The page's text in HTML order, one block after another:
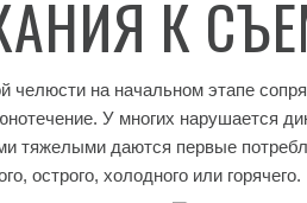
К
челюсти на начальном этапе
У многих нарушается
тяжелыми даются первые
острого, холодного или горячего.